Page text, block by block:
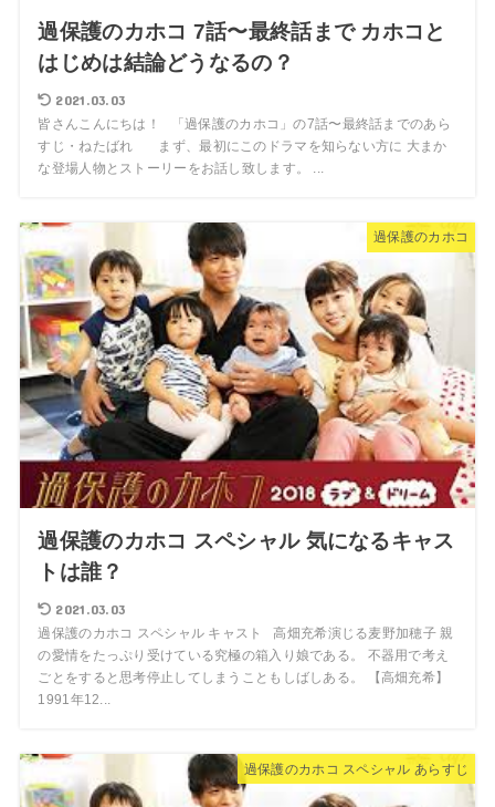
過保護のカホコ 7話〜最終話まで カホコと
はじめは結論どうなるの？
2021.03.03
皆さんこんにちは！ 「過保護のカホコ」の7話〜最終話までのあら
すじ・ねたばれ まず、最初にこのドラマを知らない方に 大まか
な登場人物とストーリーをお話し致します。 ...
過保護のカホコ
過保護のカホコ スペシャル 気になるキャス
トは誰？
2021.03.03
過保護のカホコ スペシャル キャスト 高畑充希演じる麦野加穂子 親
の愛情をたっぷり受けている究極の箱入り娘である。 不器用で考え
ごとをすると思考停止してしまうこともしばしある。 【高畑充希】
1991年12...
過保護のカホコ スペシャル あらすじ